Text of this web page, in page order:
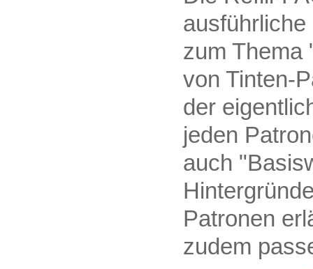
zum Thema
von Tinten-
der
jeden
auch
Patronen
zudem